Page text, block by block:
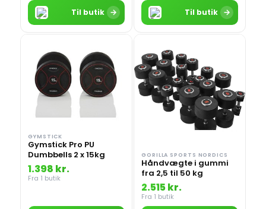
Til butik → Til butik →
GYMSTICK
Gymstick Pro PU
Dumbbells 2 x 15kg
1.398 kr.
Fra 1 butik
GORILLA SPORTS NORDICS
Håndvægte i gummi
fra 2,5 til 50 kg
2.515 kr.
Fra 1 butik